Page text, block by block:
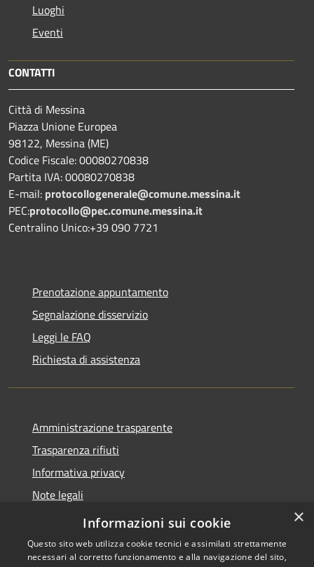
Luoghi
Eventi
CONTATTI
Città di Messina
Piazza Unione Europea
98122, Messina (ME)
Codice Fiscale: 00080270838
Partita IVA: 00080270838
E-mail: protocollogenerale@comune.messina.it
PEC:protocollo@pec.comune.messina.it
Centralino Unico:+39 090 7721
Prenotazione appuntamento
Segnalazione disservizio
Leggi le FAQ
Richiesta di assistenza
Amministrazione trasparente
Trasparenza rifiuti
Informativa privacy
Note legali
Dichiarazione di accessibilità
×
Informazioni sui cookie
Questo sito web utilizza cookie tecnici e assimilati strettamente
necessari al corretto funzionamento e alla navigazione del sito,